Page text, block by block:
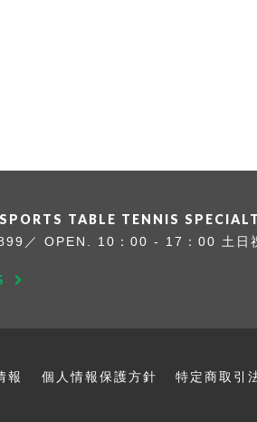
TABLE TENNIS
OPEN. 10：00 - 17：00 土日
報 個人情報保護方針 特定商取引